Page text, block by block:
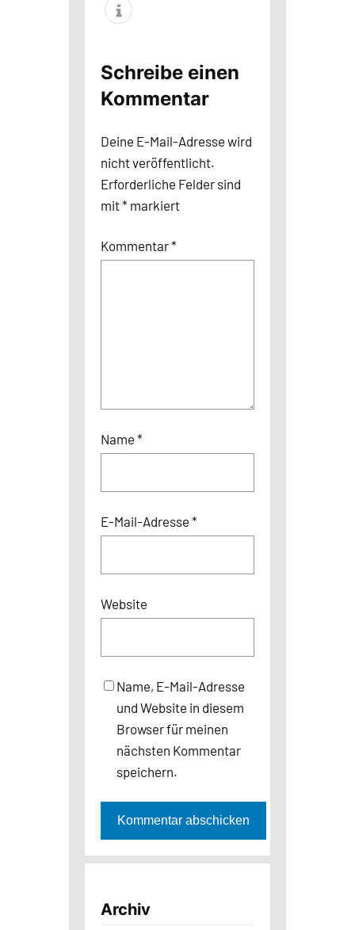
Schreibe einen
Kommentar
Deine E-Mail-Adresse wird
nicht veröffentlicht.
Erforderliche Felder sind
mit* markiert
Kommentar*
Name *
E-Mail-Adresse *
Website
Name, E-Mail-Adresse
und Website in diesem
Browser für meinen
nächsten Kommentar
speichern.
Archiv